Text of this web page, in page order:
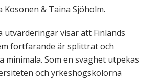
Kosonen & Taina Sjöholm.
utvärderingar visar att Finlands
fortfarande är splittrat och
minimala. Som en svaghet utpekas
och yrkeshögskolorna